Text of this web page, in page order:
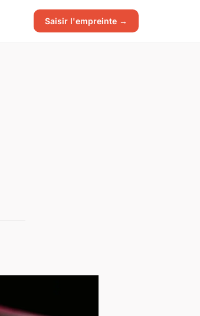
Saisir l'empreinte →